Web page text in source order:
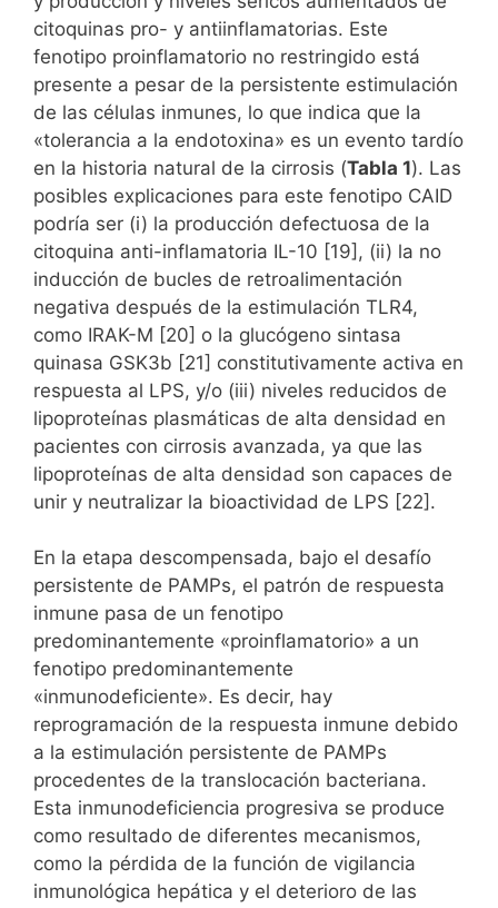
citoquinas pro- y antiinflamatorias. Este
fenotipo proinflamatorio no restringido está
presente a pesar de la persistente estimulación
de las células inmunes, lo que indica que la
«tolerancia a la endotoxina» es un evento tardío
en la historia natural de la cirrosis (Tabla 1). Las
posibles explicaciones para este fenotipo CAID
podría ser (i) la producción defectuosa de la
citoquina anti-inflamatoria IL-10 [19], (ii) la no
inducción de bucles de retroalimentación
negativa después de la estimulación TLR4,
como IRAK-M [20] o la glucógeno sintasa
quinasa GSK3b [21] constitutivamente activa en
respuesta al LPS, y/o (iii) niveles reducidos de
lipoproteínas plasmáticas de alta densidad en
pacientes con cirrosis avanzada, ya que las
lipoproteínas de alta densidad son capaces de
unir y neutralizar la bioactividad de LPS [22].
En la etapa descompensada, bajo el desafío
persistente de PAMPs, el patrón de respuesta
inmune pasa de un fenotipo
predominantemente «proinflamatorio» a un
fenotipo predominantemente
«inmunodeficiente». Es decir, hay
reprogramación de la respuesta inmune debido
a la estimulación persistente de PAMPs
procedentes de la translocación bacteriana.
Esta inmunodeficiencia progresiva se produce
como resultado de diferentes mecanismos,
como la pérdida de la función de vigilancia
inmunológica hepática y el deterioro de las